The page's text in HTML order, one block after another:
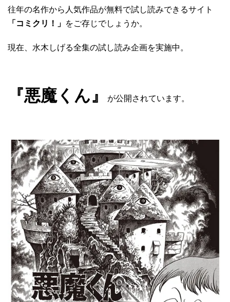
往年の名作から人気作品が無料で試し読みできるサイト
「コミクリ！」 をご存じでしょうか。
現在、水木しげる全集の試し読み企画を実施中。
『悪魔くん』 が公開されています。